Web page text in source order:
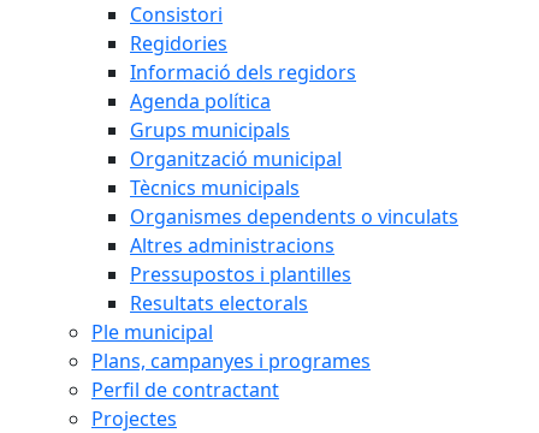
Consistori
Regidories
Informació dels regidors
Agenda política
Grups municipals
Organització municipal
Tècnics municipals
Organismes dependents o vinculats
Altres administracions
Pressupostos i plantilles
Resultats electorals
Ple municipal
Plans, campanyes i programes
Perfil de contractant
Projectes